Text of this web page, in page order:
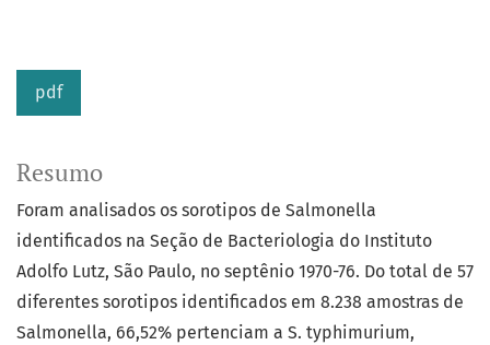
pdf
Resumo
Foram analisados os sorotipos de Salmonella
identificados na Seção de Bacteriologia do Instituto
Adolfo Lutz, São Paulo, no septênio 1970-76. Do total de 57
diferentes sorotipos identificados em 8.238 amostras de
Salmonella, 66,52% pertenciam a S. typhimurium,